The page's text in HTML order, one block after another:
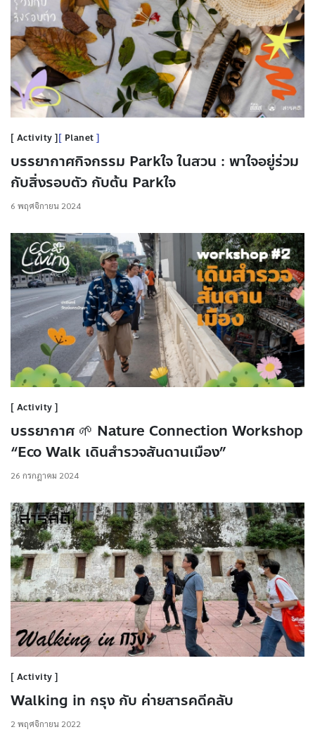
Activity Planet
บรรยากาศกิจกรรม Parkใจ ในสวน : พาใจอยู่ร่วม
กับสิ่งรอบตัว กับต้น Parkใจ
6 พฤศจิกายน 2024
Activity
บรรยากาศ 🌱 Nature Connection Workshop
“Eco Walk เดินสำรวจสันดานเมือง”
26 กรกฎาคม 2024
Activity
Walking in กรุง กับ ค่ายสารคดีคลับ
2 พฤศจิกายน 2022